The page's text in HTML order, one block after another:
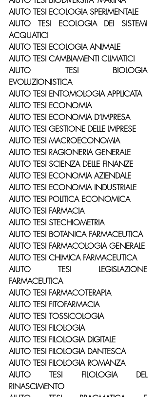
AIUTO TESI ECOLOGIA SPERIMENTALE
AIUTO TESI ECOLOGIA DEI SISTEMI
ACQUATICI
AIUTO TESI ECOLOGIA ANIMALE
AIUTO TESI CAMBIAMENTI CLIMATICI
AIUTO TESI BIOLOGIA
EVOLUZIONISTICA
AIUTO TESI ENTOMOLOGIA APPLICATA
AIUTO TESI ECONOMIA
AIUTO TESI ECONOMIA D’IMPRESA
AIUTO TESI GESTIONE DELLE IMPRESE
AIUTO TESI MACROECONOMIA
AIUTO TESI RAGIONERIA GENERALE
AIUTO TESI SCIENZA DELLE FINANZE
AIUTO TESI ECONOMIA AZIENDALE
AIUTO TESI ECONOMIA INDUSTRIALE
AIUTO TESI POLITICA ECONOMICA
AIUTO TESI FARMACIA
AIUTO TESI STECHIOMETRIA
AIUTO TESI BOTANICA FARMACEUTICA
AIUTO TESI FARMACOLOGIA GENERALE
AIUTO TESI CHIMICA FARMACEUTICA
AIUTO TESI LEGISLAZIONE
FARMACEUTICA
AIUTO TESI FARMACOTERAPIA
AIUTO TESI FITOFARMACIA
AIUTO TESI TOSSICOLOGIA
AIUTO TESI FILOLOGIA
AIUTO TESI FILOLOGIA DIGITALE
AIUTO TESI FILOLOGIA DANTESCA
AIUTO TESI FILOLOGIA ROMANZA
AIUTO TESI FILOLOGIA DEL
RINASCIMENTO